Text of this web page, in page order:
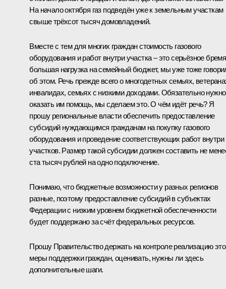
На начало октября газ подведён уже к земельным участкам
свыше трёхсот тысяч домовладений.
Вместе с тем для многих граждан стоимость газового
оборудования и работ внутри участка – это серьёзное
большая нагрузка на семейный бюджет, мы уже тоже
об этом. Речь прежде всего о многодетных семьях,
инвалидах, семьях с низкими доходами. Обязательно нужно
оказать им помощь, мы сделаем это. О чём идёт речь? Я
прошу региональные власти обеспечить предоставление
субсидий нуждающимся гражданам на покупку газового
оборудования и проведение соответствующих работ внутри
участков. Размер такой субсидии должен составить не
ста тысяч рублей на одно подключение.
Понимаю, что бюджетные возможности у разных регионов
разные, поэтому предоставление субсидий в субъектах
Федерации с низким уровнем бюджетной обеспеченности
будет поддержано за счёт федеральных ресурсов.
Прошу Правительство держать на контроле реализацию
меры поддержки граждан, оценивать, нужны ли здесь
дополнительные шаги.